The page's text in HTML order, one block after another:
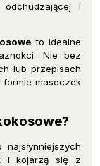
i
to idealne
Nie bez
lub przepisach
maseczek
i kojarzą się z